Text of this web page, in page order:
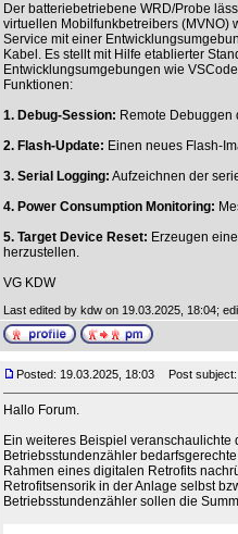
Der batteriebetriebene WRD/Probe
virtuellen Mobilfunkbetreibers (MVNO)
Service mit einer
Kabel. Es stellt mit Hilfe etablierter
Entwicklungsumgebungen wie
Funktionen:
1. Debug-Session: Remote Debuggen
2. Flash-Update: Einen neues Flash-
3. Serial Logging: Aufzeichnen der
4. Power Consumption Monitoring:
5. Target Device Reset: Erzeugen
herzustellen.
VG KDW
Last edited by kdw on 19.03.2025, 18:04;
Posted: 19.03.2025, 18:03 Post
Hallo Forum.
Ein weiteres Beispiel
Betriebsstundenzähler
Rahmen eines digitalen Retrofits
Retrofitsensorik in der Anlage selbst
Betriebsstundenzähler sollen die